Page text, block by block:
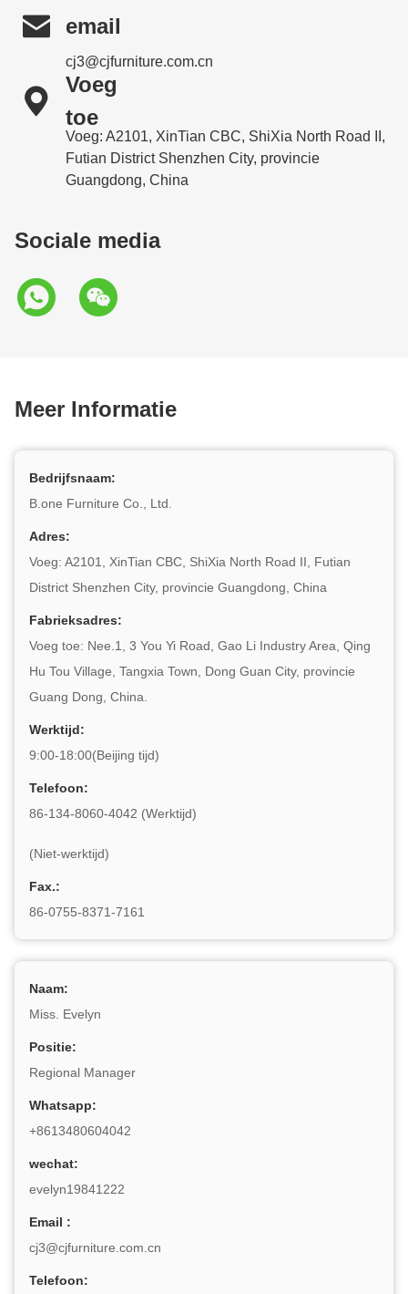
 email
cj3@cjfurniture.com.cn

Voeg
toe
Voeg: A2101, XinTian CBC, ShiXia North Road II,
Futian District Shenzhen City, provincie
Guangdong, China
Sociale media
Meer Informatie
Bedrijfsnaam:
B.one Furniture Co., Ltd.
Adres:
Voeg: A2101, XinTian CBC, ShiXia North Road II, Futian
District Shenzhen City, provincie Guangdong, China
Fabrieksadres:
Voeg toe: Nee.1, 3 You Yi Road, Gao Li Industry Area, Qing
Hu Tou Village, Tangxia Town, Dong Guan City, provincie
Guang Dong, China.
Werktijd:
9:00-18:00(Beijing tijd)
Telefoon:
86-134-8060-4042 (Werktijd)
(Niet-werktijd)
Fax.:
86-0755-8371-7161
Naam:
Miss. Evelyn
Positie:
Regional Manager
Whatsapp:
+8613480604042
wechat:
evelyn19841222
Email :
cj3@cjfurniture.com.cn
Telefoon: